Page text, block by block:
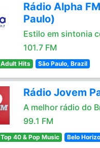
Rádio Alpha
Paulo)
Estilo em sintonia
101.7 FM
Adult Hits São Paulo, Brazil
Rádio Jovem
A melhor rádio do
99.1 FM
Top 40 & Pop Music Belo